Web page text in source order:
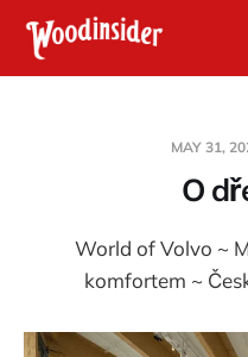
MAY 31,
O
World of Volvo ~
komfortem ~